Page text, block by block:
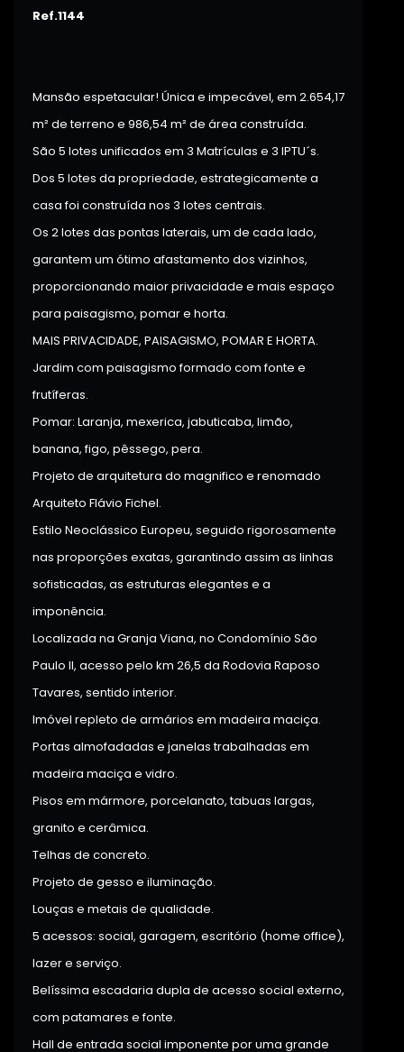
Ref.1144
Mansão espetacular! Única e impecável, em 2.654,17
m² de terreno e 986,54 m² de área construída.
São 5 lotes unificados em 3 Matrículas e 3 IPTU´s.
Dos 5 lotes da propriedade, estrategicamente a
casa foi construída nos 3 lotes centrais.
Os 2 lotes das pontas laterais, um de cada lado,
garantem um ótimo afastamento dos vizinhos,
proporcionando maior privacidade e mais espaço
para paisagismo, pomar e horta.
MAIS PRIVACIDADE, PAISAGISMO, POMAR E HORTA.
Jardim com paisagismo formado com fonte e
frutíferas.
Pomar: Laranja, mexerica, jabuticaba, limão,
banana, figo, pêssego, pera.
Projeto de arquitetura do magnifico e renomado
Arquiteto Flávio Fichel.
Estilo Neoclássico Europeu, seguido rigorosamente
nas proporções exatas, garantindo assim as linhas
sofisticadas, as estruturas elegantes e a
imponência.
Localizada na Granja Viana, no Condomínio São
Paulo II, acesso pelo km 26,5 da Rodovia Raposo
Tavares, sentido interior.
Imóvel repleto de armários em madeira maciça.
Portas almofadadas e janelas trabalhadas em
madeira maciça e vidro.
Pisos em mármore, porcelanato, tabuas largas,
granito e cerâmica.
Telhas de concreto.
Projeto de gesso e iluminação.
Louças e metais de qualidade.
5 acessos: social, garagem, escritório (home office),
lazer e serviço.
Belíssima escadaria dupla de acesso social externo,
com patamares e fonte.
Hall de entrada social imponente por uma grande